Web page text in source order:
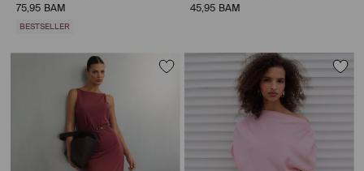
75,95 BAM
BESTSELLER
45,95 BAM